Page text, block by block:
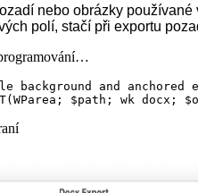
nebo obrázky
polí, stačí při exportu
background and anchored
$path; wk docx;